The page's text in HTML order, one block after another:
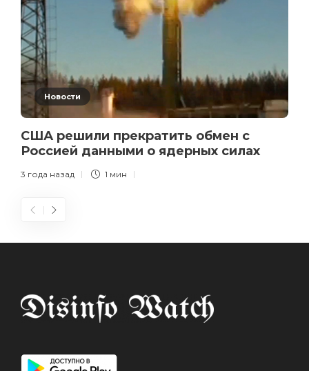
Новости
США решили прекратить обмен с
Россией данными о ядерных силах
3 года назад 1 мин